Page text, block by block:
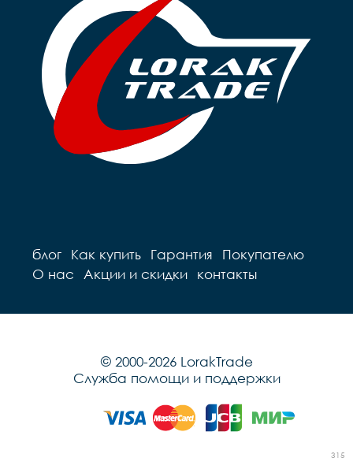
блог Как купить Гарантия
Покупателю
О нас
Акции и скидки контакты
© 2000-2026 LorakTrade
Служба помощи и поддержки
315